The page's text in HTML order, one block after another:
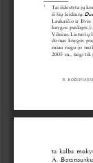
R.
1 Tai išdėstyta jų
iš šių leidinių:
Laukaičio ir Bvės
knygos puslapis.);
Vilnius: Lietuvių
domas knygos
miau negu jo
2005 m., taigi tik
ta kalba
a.